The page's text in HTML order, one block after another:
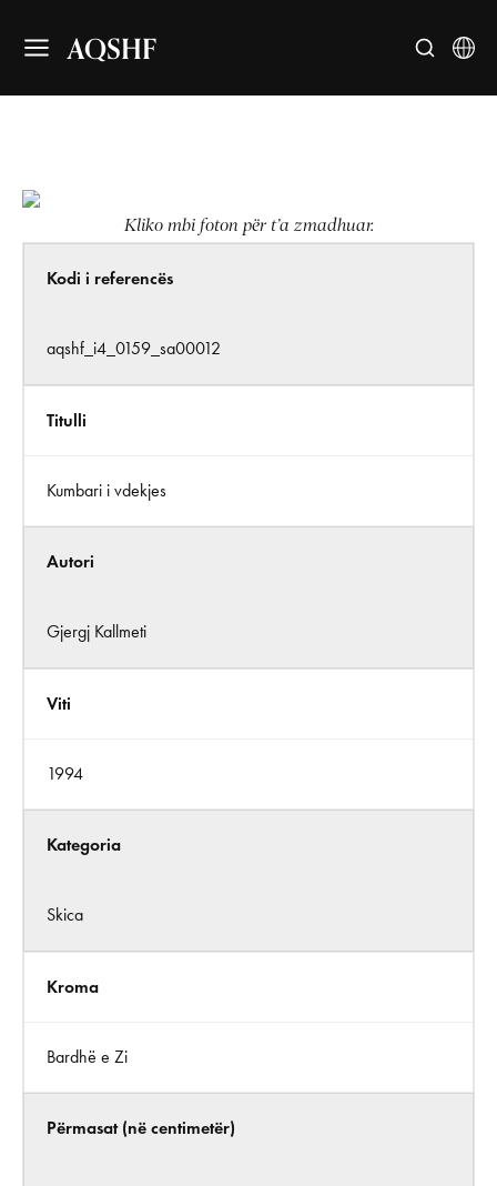
AQSHF
Kliko mbi foton për t’a zmadhuar.
Kodi i referencës
aqshf_i4_0159_sa00012
Titulli
Kumbari i vdekjes
Autori
Gjergj Kallmeti
Viti
1994
Kategoria
Skica
Kroma
Bardhë e Zi
Përmasat (në centimetër)